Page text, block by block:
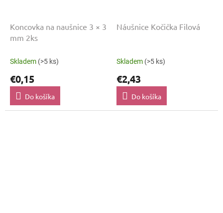
Koncovka na naušnice 3 × 3
mm 2ks
Skladem (>5 ks)
€0,15
Do košíka
Náušnice Kočička Filová
Skladem (>5 ks)
€2,43
Do košíka